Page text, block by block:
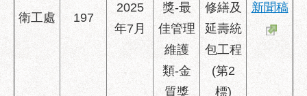
衛工處 197
2025
年7月
獎-最
佳管理
維護
類-金
質獎
修繕及
延壽統
包工程
(第2
標)
新聞稿